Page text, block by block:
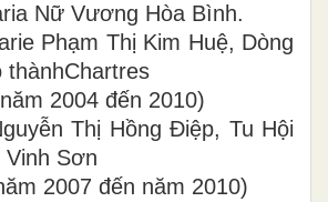
Nữ Vương Hòa Bình.
Phạm Thị Kim Huệ, Dòng
thànhChartres
2004 đến 2010)
Thị Hồng Điệp, Tu Hội
Sơn
2007 đến năm 2010)